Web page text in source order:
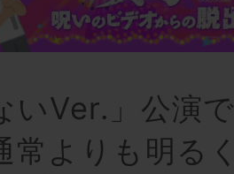
いVer.」公演
常よりも明る